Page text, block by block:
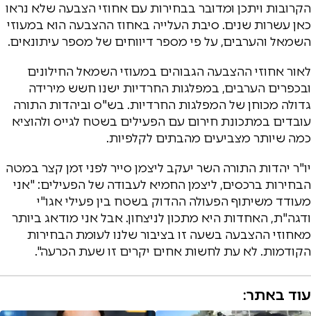
הקרובות ויתכן ומדובר בבחירות עם אחוזי הצבעה שלא נראו
כאן עשרות שנים. סיבת העלייה באחוז ההצבעה הוא במעוזי
השמאל והערבים, על פי מספר דיווחים של מספר עיתונאים.
לאור אחוזי ההצבעה הגבוהים במעוזי השמאל החילונים
ובכפרים הערבים, במפלגות החרדיות ישנו חשש מירידה
גדולה מכוחן של המפלגות החרדיות. בש"ס וביהדות התורה
עובדים במתכונת חירום עם הפעילים בשטח לגייס ולהוציא
כמה שיותר מצביעים מהבתים לקלפיות.
יו"ר יהדות התורה השר יעקב ליצמן סייר לפני זמן קצר במטה
הבחירות ברכסים, ליצמן החמיא לעבודה של הפעילים: "אני
מעודד משיתוף הפעולה ההדוק בשטח בין פעילי אגו"י
ודגה"ת, האחדות היא מתכון לניצחון. אבל אני מודאג ביותר
מאחוזי ההצבעה בשעה זו בציבור שלנו לעומת הבחירות
הקודמות. לא עת לחשות אחים יקרים זו שעת הכרעה".
עוד באתר: